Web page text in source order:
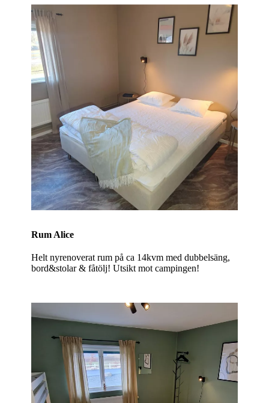
Rum Alice
Helt nyrenoverat rum på ca 14kvm med dubbelsäng,
bord&stolar & fåtölj! Utsikt mot campingen!